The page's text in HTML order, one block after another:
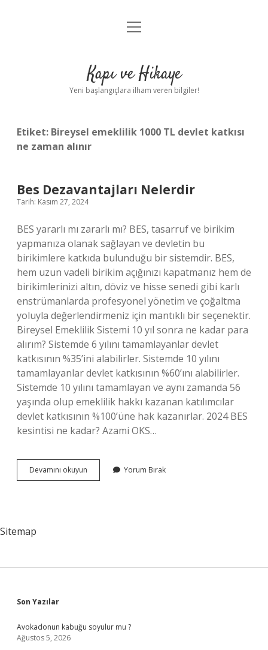
Anasayfa
Yasal Uyarı
menüyü
Kapı ve Hikaye
Yeni başlangıçlara ilham veren bilgiler!
Etiket: Bireysel emeklilik 1000 TL devlet katkısı
ne zaman alınır
Bes Dezavantajları Nelerdir
Tarih: Kasım 27, 2024
BES yararlı mı zararlı mı? BES, tasarruf ve birikim
yapmanıza olanak sağlayan ve devletin bu
birikimlere katkıda bulunduğu bir sistemdir. BES,
hem uzun vadeli birikim açığınızı kapatmanız hem de
birikimlerinizi altın, döviz ve hisse senedi gibi karlı
enstrümanlarda profesyonel yönetim ve çoğaltma
yoluyla değerlendirmeniz için mantıklı bir seçenektir.
Bireysel Emeklilik Sistemi 10 yıl sonra ne kadar para
alırım? Sistemde 6 yılını tamamlayanlar devlet
katkısının %35’ini alabilirler. Sistemde 10 yılını
tamamlayanlar devlet katkısının %60’ını alabilirler.
Sistemde 10 yılını tamamlayan ve aynı zamanda 56
yaşında olup emeklilik hakkı kazanan katılımcılar
devlet katkısının %100’üne hak kazanırlar. 2024 BES
kesintisi ne kadar? Azami OKS…
Devamını okuyun
Dezavantajları
Yorum Bırak
Sitemap
Sidebar
Son Yazılar
Avokadonun kabuğu soyulur mu ?
Ağustos 5, 2026